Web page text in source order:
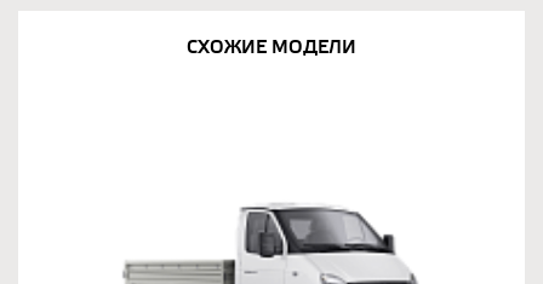
СХОЖИЕ МОДЕЛИ